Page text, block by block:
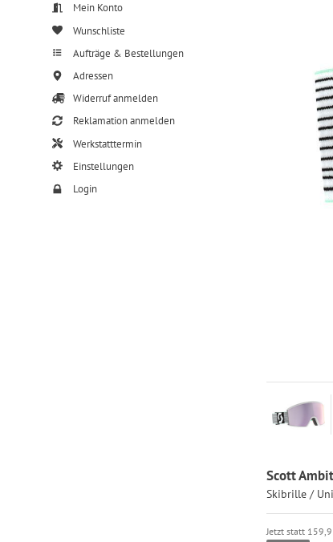
Mein Konto
Wunschliste
Aufträge & Bestellungen
Adressen
Widerruf anmelden
Reklamation anmelden
Werkstatttermin
Einstellungen
Login
Scott
Skibrille /
Jetzt statt